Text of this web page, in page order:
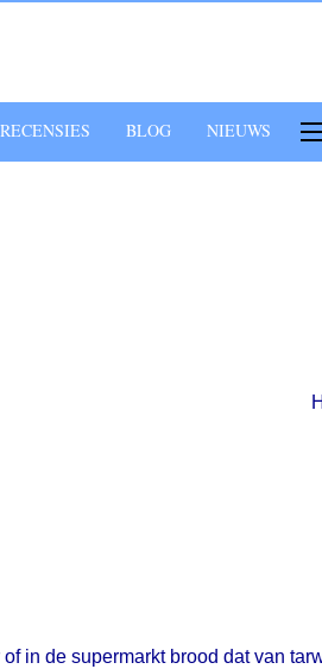
RECENSIES BLOG NIEUWS
in de supermarkt brood dat van